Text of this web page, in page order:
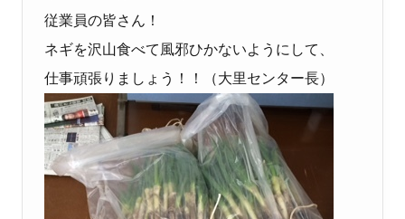
従業員の皆さん！
ネギを沢山食べて風邪ひかないようにして、
仕事頑張りましょう！！（大里センター長）